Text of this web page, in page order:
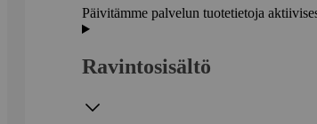
Päivitämme palvelun tuotetietoja
Ravintosisältö